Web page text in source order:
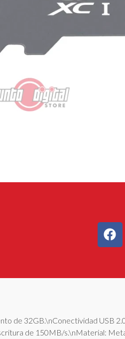
de 32GB.\nConectividad USB
de 150MB/s.\nMaterial: